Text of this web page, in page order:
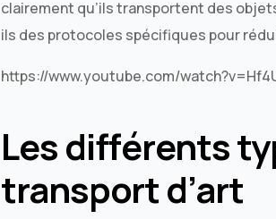
clairement qu’ils transportent des
ils des protocoles spécifiques pour
https://www.youtube.com/
Les différents
transport d’art